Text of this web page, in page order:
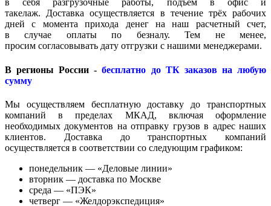
в себя разгрузочные работы, подъем в офис и
такелаж. Доставка осуществляется в течение трёх рабочих
дней с момента прихода денег на наш расчетный счет,
в случае оплаты по безналу. Тем не менее,
просим согласовывать дату отгрузки с нашими менеджерами.
В регионы России -бесплатно до ТК заказов на любую
сумму
Мы осуществляем бесплатную доставку до транспортных
компаний в пределах МКАД, включая оформление
необходимых документов на отправку грузов в адрес наших
клиентов. Доставка до транспортных компаний
осуществляется в соответствии со следующим графиком:
понедельник — «Деловые линии»
вторник — доставка по Москве
среда — «ПЭК»
четверг — «Желдорэкспедиция»